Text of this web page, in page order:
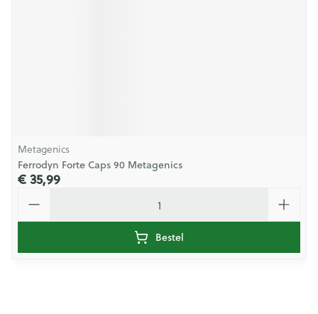
Metagenics
Ferrodyn Forte Caps 90 Metagenics
€ 35,99
Bestel